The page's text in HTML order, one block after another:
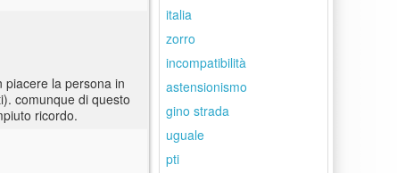
piacere la persona in
comunque di questo
ricordo.
italia
zorro
incompatibilità
astensionismo
gino strada
uguale
pti